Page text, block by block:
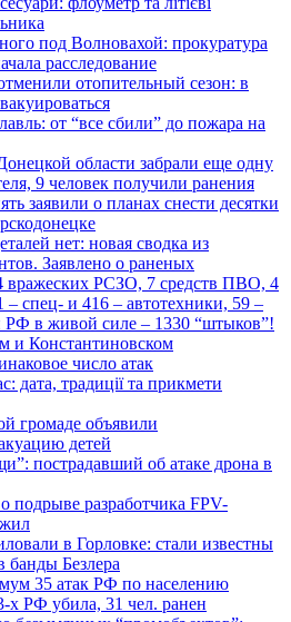
под Волновахой: прокуратура
расследование
отопительный сезон: в
от “все сбили” до пожара на
области забрали еще одну
9 человек получили ранения
заявили о планах снести десятки
нет: новая сводка из
Заявлено о раненых
вражеских РСЗО, 7 средств ПВО, 4
– спец- и 416 – автотехники, 59 –
РФ в живой силе – 1330 “штыков”!
и Константиновском
число атак
дата, традиції та прикмети
громаде объявили
детей
пострадавший об атаке дрона в
подрыве разработчика FPV-
в Горловке: стали известны
банды Безлера
35 атак РФ по населению
х РФ убила, 31 чел. ранен